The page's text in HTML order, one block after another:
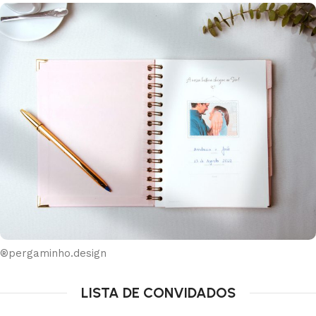
®pergaminho.design
LISTA DE CONVIDADOS